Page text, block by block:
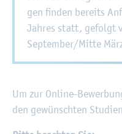
gen fin­den be­reits
Jah­res statt, ge­folgt
Sep­tem­ber/Mitte
Um zur On­line-
den ge­wünsch­ten